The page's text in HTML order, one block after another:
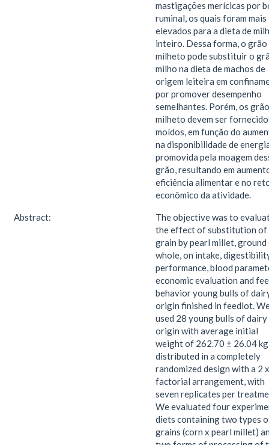
mastigações merícicas por
ruminal, os quais foram mais
elevados para a dieta de
inteiro. Dessa forma, o grão
milheto pode substituir o
milho na dieta de machos de
origem leiteira em
por promover desempenho
semelhantes. Porém, os
milheto devem ser
moídos, em função do
na disponibilidade de
promovida pela moagem
grão, resultando em
eficiência alimentar e no
econômico da atividade.
Abstract:
The objective was to
the effect of substitution of
grain by pearl millet, ground
whole, on intake,
performance, blood
economic evaluation and
behavior young bulls of
origin finished in feedlot.
used 28 young bulls of dairy
origin with average initial
weight of 262.70 ± 26.04
distributed in a completely
randomized design with a 2
factorial arrangement, with
seven replicates per
We evaluated four
diets containing two types
grains (corn x pearl millet)